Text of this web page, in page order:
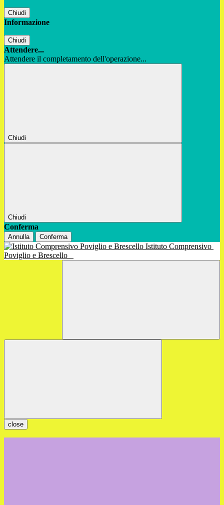
Chiudi
Informazione
Chiudi
Attendere...
Attendere il completamento dell'operazione...
Chiudi
Chiudi
Conferma
Annulla Conferma
Istituto Comprensivo
Poviglio e Brescello
close